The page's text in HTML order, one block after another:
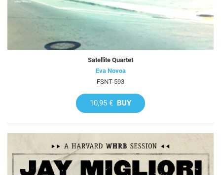
Satellite Quartet
Eva Novoa
FSNT-593
10,95 € BUY